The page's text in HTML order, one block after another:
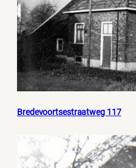
Bredevoortsestraatweg 117